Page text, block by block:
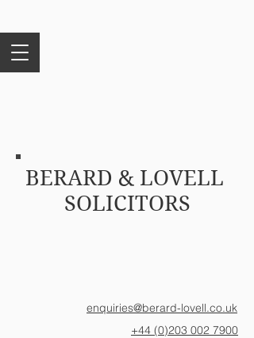
enquiries@berard-lovell.co.uk
+44 (0)203 002 7900
BERARD & LOVELL
SOLICITORS